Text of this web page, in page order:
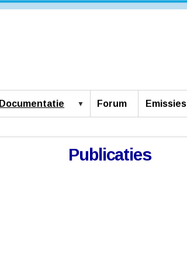
Documentatie Forum Emissies
Publicaties